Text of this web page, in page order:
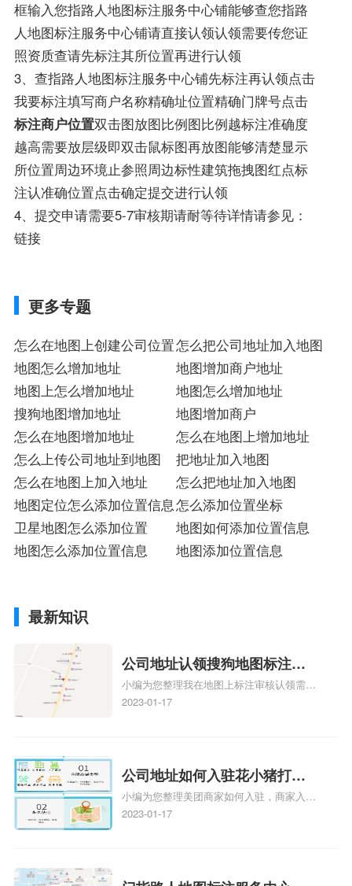
框输入您指路人地图标注服务中心铺能够查您指路
人地图标注服务中心铺请直接认领认领需要传您证
照资质查请先标注其所位置再进行认领
3、查指路人地图标注服务中心铺先标注再认领点击
我要标注填写商户名称精确址位置精确门牌号点击
标注商户位置双击图放图比例图比例越标注准确度
越高需要放层级即双击鼠标图再放图能够清楚显示
所位置周边环境止参照周边标性建筑拖拽图红点标
注认准确位置点击确定提交进行认领
4、提交申请需要5-7审核期请耐等待详情请参见：
链接
更多专题
怎么在地图上创建公司位置怎么把公司地址加入地图
地图怎么增加地址
地图增加商户地址
地图上怎么增加地址
地图怎么增加地址
搜狗地图增加地址
地图增加商户
怎么在地图增加地址
怎么在地图上增加地址
怎么上传公司地址到地图
把地址加入地图
怎么在地图上加入地址
怎么把地址加入地图
地图定位怎么添加位置信息怎么添加位置坐标
卫星地图怎么添加位置
地图如何添加位置信息
地图怎么添加位置信息
地图添加位置信息
最新知识
公司地址认领搜狗地图标注多
久审核？公司地址认领地图标
注多久审核？
小编为您整理我在地图上标注审核认领需要
多久、我在地图上标注审核认领需要多久
情可查看下方正文！
2023-01-17
公司地址如何入驻花小猪打车
地图标记？指路人地图标注服
务中心铺如何入驻花小猪打车
小编为您整理美团商家如何入驻，商家入驻
教程、商家如何入驻地图、如何入驻地:、
2023-01-17